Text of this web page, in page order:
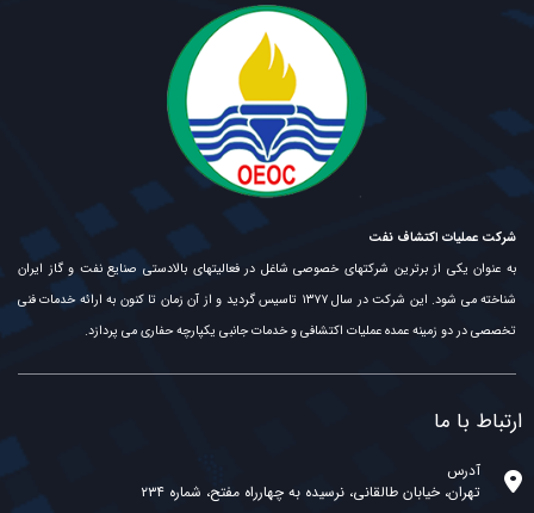
شرکت عملیات اکتشاف نفت
به عنوان یکی از برترین شرکتهای خصوصی شاغل در فعالیتهای بالادستی صنایع نفت و گاز ایران
شناخته می شود. این شرکت در سال ۱۳۷۷ تاسیس گردید و از آن زمان تا کنون به ارائه خدمات فنی
تخصصی در دو زمینه عمده عملیات اکتشافی و خدمات جانبی یکپارچه حفاری می پردازد.
ارتباط با ما
آدرس
تهران، خیابان طالقانی، نرسیده به چهارراه مفتح، شماره ۲۳۴